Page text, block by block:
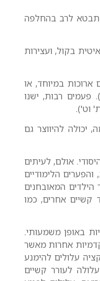
לרב בהחלפה
בקול, ועצירות
ארוכות במיוחד, או
פעמים רבות, ישנו
וט').
להיווצר גם
אולם, לעיתים
הלימודיים
המאובחנים
רבות לצד קשיים אחרים, כמו
באופן משמעותי.
אחרות מאשר
עלולים להימנע
לעורר קשיים